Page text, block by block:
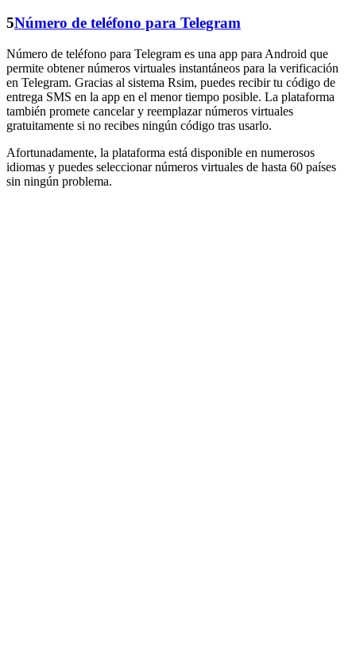
5Número de teléfono para Telegram
Número de teléfono para Telegram es una app para Android que
permite obtener números virtuales instantáneos para la verificación
en Telegram. Gracias al sistema Rsim, puedes recibir tu código de
entrega SMS en la app en el menor tiempo posible. La plataforma
también promete cancelar y reemplazar números virtuales
gratuitamente si no recibes ningún código tras usarlo.
Afortunadamente, la plataforma está disponible en numerosos
idiomas y puedes seleccionar números virtuales de hasta 60 países
sin ningún problema.